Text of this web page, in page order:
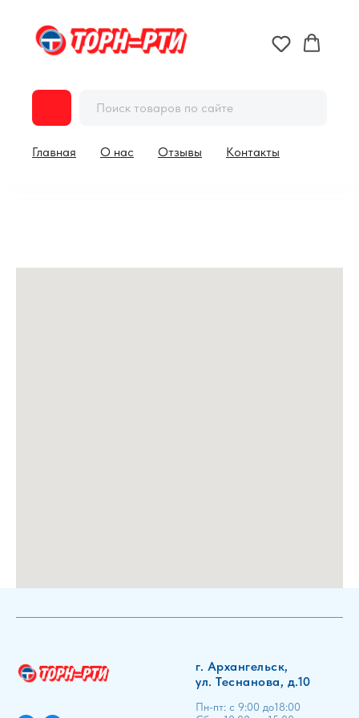
Главная О нас Отзывы Контакты
г. Архангельск,
ул. Теснанова, д.10
Пн-пт: с 9:00 до18:00